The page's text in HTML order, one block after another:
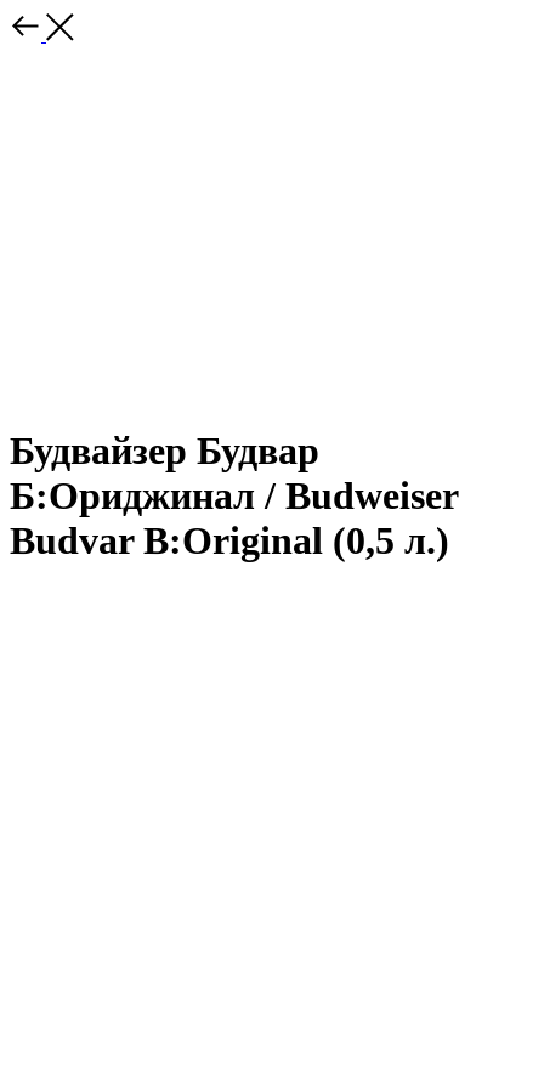
Будвайзер Будвар
Б:Ориджинал / Budweiser
Budvar B:Original (0,5 л.)